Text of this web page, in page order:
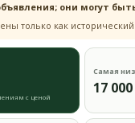
они могут
только как
с ценой
Самая
17